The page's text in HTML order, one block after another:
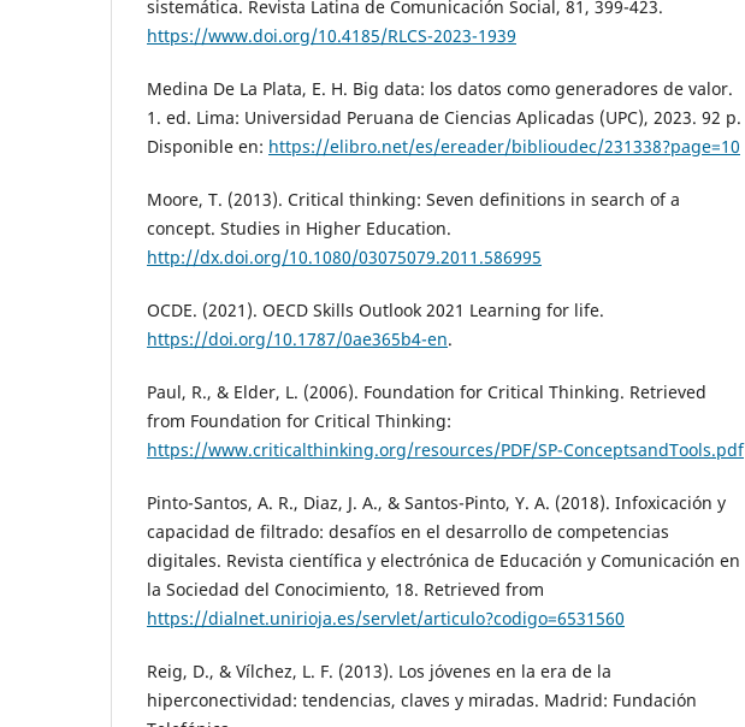
sistemática. Revista Latina de Comunicación Social, 81, 399-423.
https://www.doi.org/10.4185/RLCS-2023-1939
Medina De La Plata, E. H. Big data: los datos como generadores de valor.
1. ed. Lima: Universidad Peruana de Ciencias Aplicadas (UPC), 2023. 92 p.
Disponible en: https://elibro.net/es/ereader/biblioudec/231338?page=10
Moore, T. (2013). Critical thinking: Seven definitions in search of a
concept. Studies in Higher Education.
http://dx.doi.org/10.1080/03075079.2011.586995
OCDE. (2021). OECD Skills Outlook 2021 Learning for life.
https://doi.org/10.1787/0ae365b4-en.
Paul, R., & Elder, L. (2006). Foundation for Critical Thinking. Retrieved
from Foundation for Critical Thinking:
https://www.criticalthinking.org/resources/PDF/SP-ConceptsandTools.pdf
Pinto-Santos, A. R., Diaz, J. A., & Santos-Pinto, Y. A. (2018). Infoxicación y
capacidad de filtrado: desafíos en el desarrollo de competencias
digitales. Revista científica y electrónica de Educación y Comunicación en
la Sociedad del Conocimiento, 18. Retrieved from
https://dialnet.unirioja.es/servlet/articulo?codigo=6531560
Reig, D., & Vílchez, L. F. (2013). Los jóvenes en la era de la
hiperconectividad: tendencias, claves y miradas. Madrid: Fundación